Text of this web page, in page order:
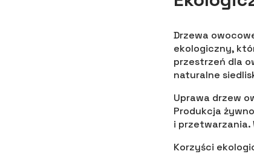
Drzewa
ekologiczny,
przestrzeń dla
naturalne
Uprawa drzew
Produkcja
i przetwarzania.
Korzyści